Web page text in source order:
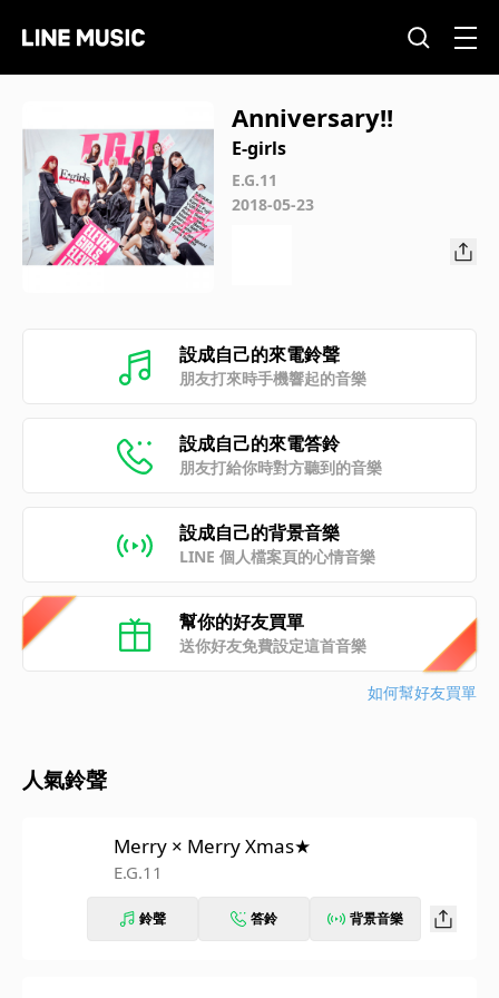
Anniversary!!
E-girls
E.G.11
2018-05-23
設成自己的來電鈴聲
朋友打來時手機響起的音樂
設成自己的來電答鈴
朋友打給你時對方聽到的音樂
設成自己的背景音樂
LINE 個人檔案頁的心情音樂
幫你的好友買單
送你好友免費設定這首音樂
如何幫好友買單
人氣鈴聲
Merry × Merry Xmas★
E.G.11
鈴聲 答鈴 背景音樂